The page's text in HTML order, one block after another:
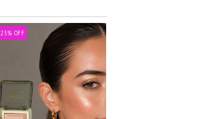
23% OFF